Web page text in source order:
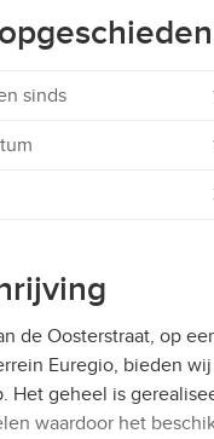
sinds
de Oosterstraat, op
Euregio, bieden
Het geheel is
waardoor het